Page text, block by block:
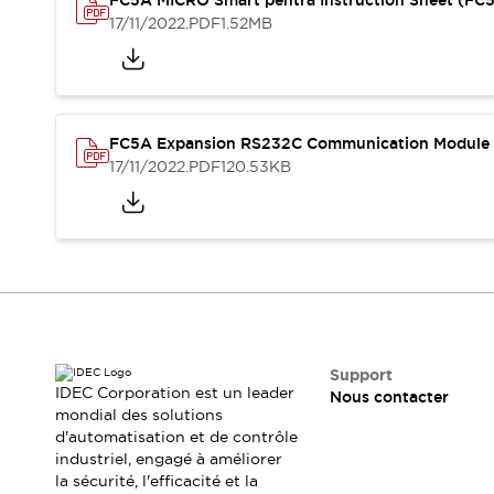
Lois et normes relatives à la sécurité
Cours sur l'équipement de sécurité
Tout explorer
Ressources
Fichiers CAO
Produits conformes aux normes
DocumentationWebinaires
Vidéothèque
Conformité
Quoi de neuf
Événements / Séminaires
Support
Nous contacter
17/11/2022.PDF1.52MB
FC5A Expansion RS232C Communication
17/11/2022.PDF120.53KB
IDEC Corporation est un leader
mondial des solutions
d'automatisation et de contrôle
industriel, engagé à améliorer
la sécurité, l'efficacité et la
Support
Nous contacter